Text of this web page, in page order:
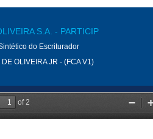
S.A. - PARTICIP
do Escriturador
OLIVEIRA JR - (FCA V1)